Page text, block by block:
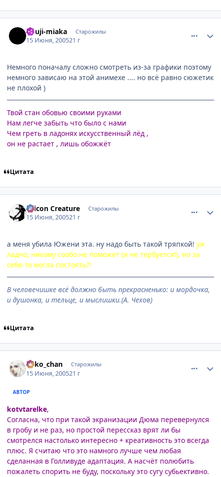
kouji-miaka Старожилы
15 Июня, 200521 г
Немного поначалу сложно смотреть из-за графики поэтому
немного зависаю на этой анимехе .... но всё равно сюжетик
не плохой )
Твой стан обовью своими руками
Нам легче забыть что было с нами
Чем греть в ладонях искусственный лёд ,
он не растает , лишь обожжёт
Цитата
Silicon Creature Старожилы
15 Июня, 200521 г
а меня убила Южени эта. ну надо быть такой тряпкой! уж
ладно, никому сообо не поможет (и не тербуется!), но за
себя-то могла постоять?!
В человечишке всё должно быть прекрасненько: и мордочка,
и душонка, и тельце, и мыслишки.(А. Чехов)
Цитата
neko_chan Старожилы
15 Июня, 200521 г
АВТОР
kotvtarelke,
Согласна, что при такой экранизации Дюма перевернулся
в гробу и не раз, но простой перессказ врят ли бы
смотрелся настолько интересно + креативность это всегда
плюс. Я считаю что это намного лучше чем любая
сделанная в Голливуде адаптация. А насчёт полюбить
пожалеть спорить не буду, поскольку это сугу субьективно.